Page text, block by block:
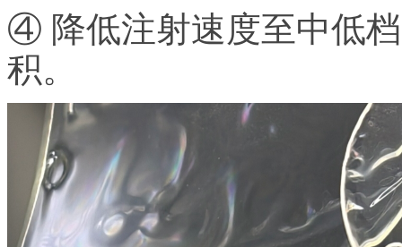
④ 降低注射速度至中低
积。